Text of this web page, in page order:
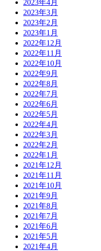
2023年4月
2023年3月
2023年2月
2023年1月
2022年12月
2022年11月
2022年10月
2022年9月
2022年8月
2022年7月
2022年6月
2022年5月
2022年4月
2022年3月
2022年2月
2022年1月
2021年12月
2021年11月
2021年10月
2021年9月
2021年8月
2021年7月
2021年6月
2021年5月
2021年4月